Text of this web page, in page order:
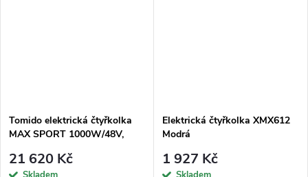
Tomido elektrická čtyřkolka
MAX SPORT 1000W/48V,
21 620 Kč
Elektrická čtyřkolka XMX612
Modrá
1 927 Kč